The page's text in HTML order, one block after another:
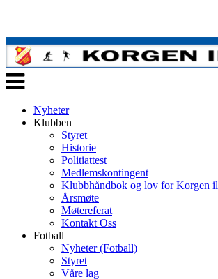
Veksle
navigasjon
Nyheter
Klubben
Styret
Historie
Politiattest
Medlemskontingent
Klubbhåndbok og lov for Korgen il
Årsmøte
Møtereferat
Kontakt Oss
Fotball
Nyheter (Fotball)
Styret
Våre lag